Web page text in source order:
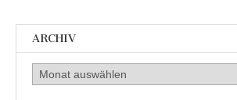
ARCHIV
Archiv